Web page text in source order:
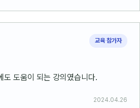
교육 참가자
도 도움이 되는 강의였습니다.
2024.04.26